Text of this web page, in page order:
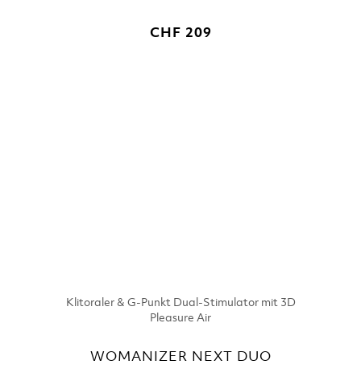
CHF 209
WOMANIZER NEXT DUO
Klitoraler & G-Punkt Dual-Stimulator mit 3D
Pleasure Air